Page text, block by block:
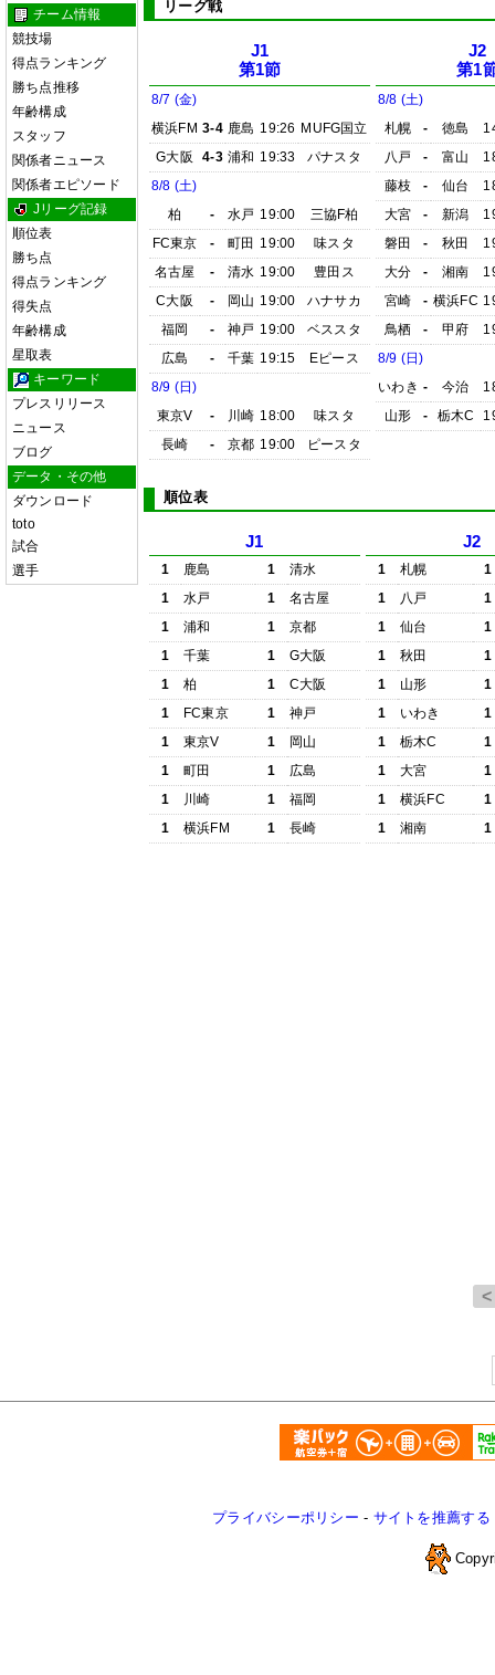
チーム情報
競技場
得点ランキング
勝ち点推移
年齢構成
スタッフ
関係者ニュース
関係者エピソード
Jリーグ記録
順位表
勝ち点
得点ランキング
得失点
年齢構成
星取表
キーワード
プレスリリース
ニュース
ブログ
データ・その他
ダウンロード
toto
試合
選手
リーグ戦
J1
第1節
8/7 (金)
横浜FM 3-4 鹿島 19:26 MUFG国立
G大阪
4-3 浦和 19:33
パナスタ
8/8 (土)
柏
- 水戸 19:00
三協F柏
FC東京
- 町田 19:00
味スタ
名古屋
- 清水 19:00
豊田ス
C大阪
- 岡山 19:00
ハナサカ
福岡
- 神戸 19:00
ベススタ
広島
- 千葉 19:15
Eピース
8/9 (日)
東京V
- 川崎 18:00
味スタ
長崎
- 京都 19:00 ピースタ
J2
第1
8/8 (土)
札幌
- 徳島
八戸
- 富山
藤枝
- 仙台
大宮
- 新潟
磐田
- 秋田
大分
- 湘南
宮崎
- 横浜FC
鳥栖
- 甲府
8/9 (日)
いわき - 今治
山形
- 栃木C
順位表
J1
1 鹿島 1
清水
1
水戸 1
名古屋
1
浦和 1
京都
1
千葉 1
G大阪
1
柏 1
C大阪
1
FC東京 1
神戸
1
東京V 1
岡山
1
町田 1
広島
1
川崎 1
福岡
1
横浜FM 1 長崎
J2
1 札幌
1
1
八戸
1
1
仙台
1
1
秋田
1
1
山形
1
1
いわき
1
1
栃木C
1
1
大宮
1
1
横浜FC
1
1
湘南 1
プライバシーポリシー - サイトを推薦する